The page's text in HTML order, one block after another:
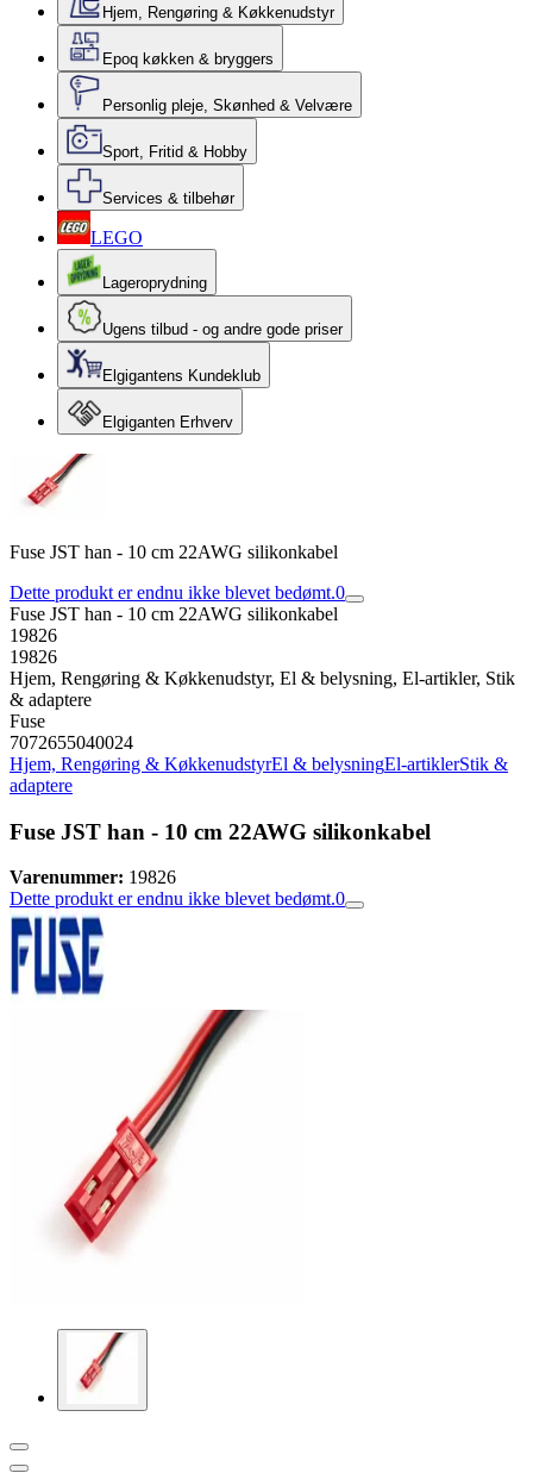
Hjem, Rengøring & Køkkenudstyr
Epoq køkken & bryggers
Personlig pleje, Skønhed & Velvære
Sport, Fritid & Hobby
Services & tilbehør
LEGO
Lageroprydning
Ugens tilbud - og andre gode priser
Elgigantens Kundeklub
Elgiganten Erhverv
Fuse JST han - 10 cm 22AWG silikonkabel
Dette produkt er endnu ikke blevet bedømt.0
Fuse JST han - 10 cm 22AWG silikonkabel
19826
19826
Hjem, Rengøring & Køkkenudstyr, El & belysning, El-artikler, Stik
& adaptere
Fuse
7072655040024
Hjem, Rengøring & KøkkenudstyrEl & belysningEl-artiklerStik &
adaptere
Fuse JST han - 10 cm 22AWG silikonkabel
Varenummer: 19826
Dette produkt er endnu ikke blevet bedømt.0